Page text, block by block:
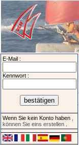
E-Mail :
Kennwort :
Wenn Sie kein Konto haben
können Sie eins erstellen